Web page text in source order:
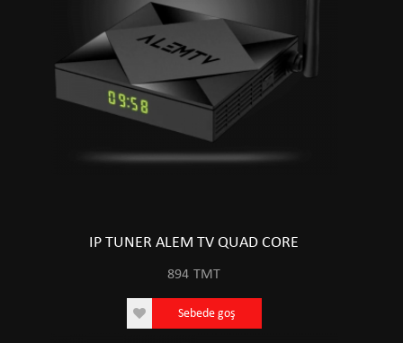
IP TUNER ALEM TV QUAD CORE
894 TMT
Sebede goş